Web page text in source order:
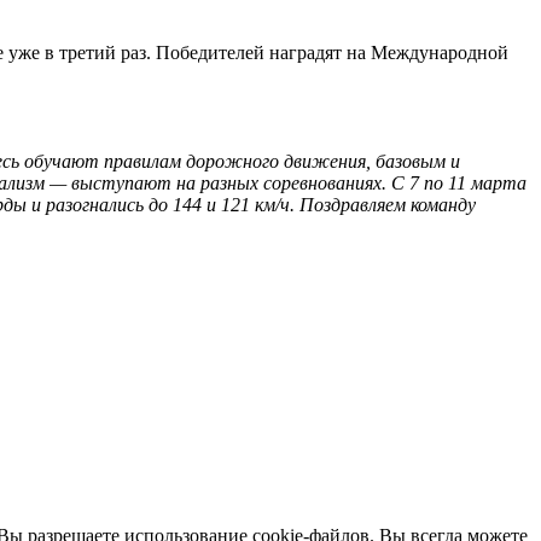
в третий раз. Победителей наградят на Международной
обучают правилам дорожного движения, базовым и
— выступают на разных соревнованиях. С 7 по 11 марта
и разогнались до 144 и 121 км/ч. Поздравляем команду
разрешаете использование cookie-файлов. Вы всегда можете